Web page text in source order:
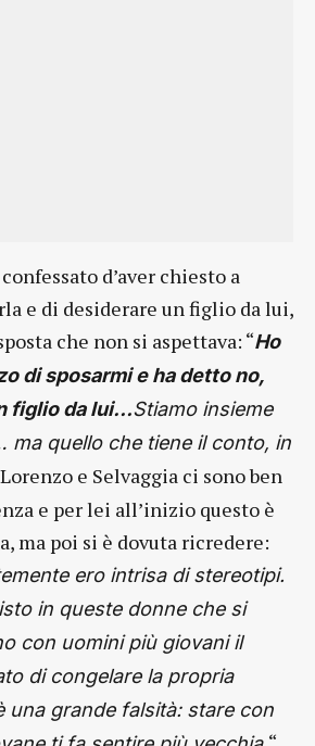
d’aver chiesto a
e di desiderare un figlio da lui,
che non si aspettava: “Ho
di sposarmi e ha detto no,
figlio da lui…Stiamo insieme
ma quello che tiene il conto, in
e Selvaggia ci sono ben
e per lei all’inizio questo è
ma poi si è dovuta ricredere:
ero intrisa di stereotipi.
in queste donne che si
con uomini più giovani il
di congelare la propria
una grande falsità: stare con